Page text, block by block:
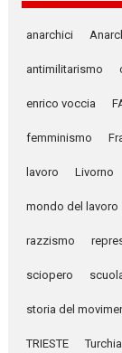
anarchici
antimilitarismo
enrico voccia
femminismo
lavoro Livorno
mondo del lavoro
razzismo
sciopero
storia del
TRIESTE Turchia